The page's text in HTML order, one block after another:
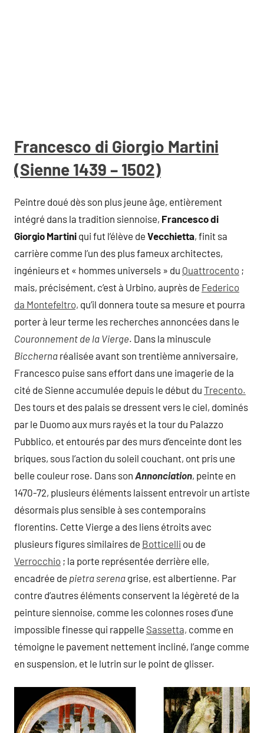
Francesco di Giorgio Martini
(Sienne 1439 – 1502)
Peintre doué dès son plus jeune âge, entièrement
intégré dans la tradition siennoise, Francesco di
Giorgio Martini qui fut l’élève de Vecchietta, finit sa
carrière comme l’un des plus fameux architectes,
ingénieurs et « hommes universels » du Quattrocento ;
mais, précisément, c’est à Urbino, auprès de Federico
da Montefeltro, qu’il donnera toute sa mesure et pourra
porter à leur terme les recherches annoncées dans le
Couronnement de la Vierge. Dans la minuscule
Biccherna réalisée avant son trentième anniversaire,
Francesco puise sans effort dans une imagerie de la
cité de Sienne accumulée depuis le début du Trecento.
Des tours et des palais se dressent vers le ciel, dominés
par le Duomo aux murs rayés et la tour du Palazzo
Pubblico, et entourés par des murs d’enceinte dont les
briques, sous l’action du soleil couchant, ont pris une
belle couleur rose. Dans son Annonciation, peinte en
1470-72, plusieurs éléments laissent entrevoir un artiste
désormais plus sensible à ses contemporains
florentins. Cette Vierge a des liens étroits avec
plusieurs figures similaires de Botticelli ou de
Verrocchio ; la porte représentée derrière elle,
encadrée de pietra serena grise, est albertienne. Par
contre d’autres éléments conservent la légèreté de la
peinture siennoise, comme les colonnes roses d’une
impossible finesse qui rappelle Sassetta, comme en
témoigne le pavement nettement incliné, l’ange comme
en suspension, et le lutrin sur le point de glisser.